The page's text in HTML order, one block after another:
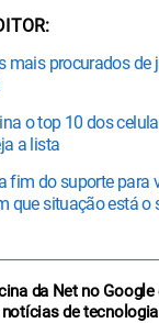
mais procurados de
o top 10 dos
a lista
fim do suporte para
que situação está o
da Net no Google
de tecnologia